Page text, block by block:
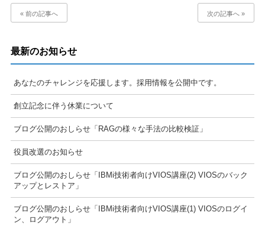
« 前の記事へ 次の記事へ »
最新のお知らせ
あなたのチャレンジを応援します。採用情報を公開中です。
創立記念に伴う休業について
ブログ公開のおしらせ「RAGの様々な手法の比較検証」
役員改選のお知らせ
ブログ公開のおしらせ「IBMi技術者向けVIOS講座(2) VIOSのバック
アップとレストア」
ブログ公開のおしらせ「IBMi技術者向けVIOS講座(1) VIOSのログイ
ン、ログアウト」